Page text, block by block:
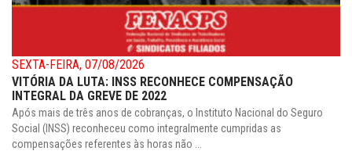
SEXTA-FEIRA, 07/08/2026
VITÓRIA DA LUTA: INSS RECONHECE COMPENSAÇÃO
INTEGRAL DA GREVE DE 2022
Após mais de três anos de cobranças, o Instituto Nacional do Seguro
Social (INSS) reconheceu como integralmente cumpridas as
compensações referentes às horas não ...